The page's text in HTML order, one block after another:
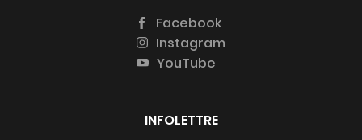
Facebook
Instagram
YouTube
INFOLETTRE